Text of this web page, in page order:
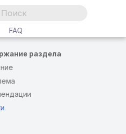
Инициализация поиска
FAQ
раздела